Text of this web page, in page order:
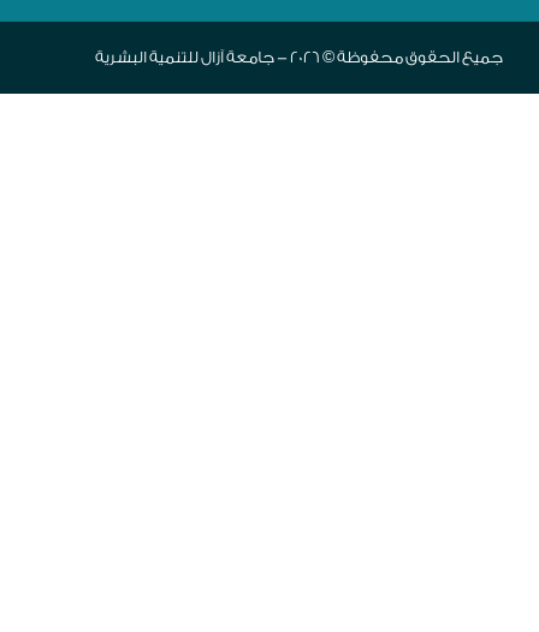
جميع الحقوق محفوظة © 2026 - جامعة آزال للتنمية البشرية